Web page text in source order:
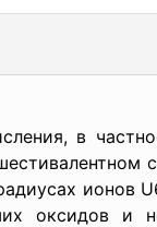
в
ионов
оксидов и